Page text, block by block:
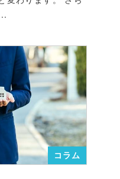
コラム